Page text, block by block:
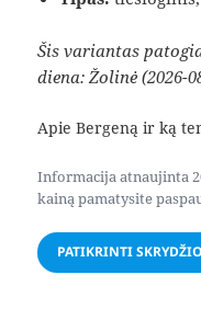
Šis variantas
diena: Žolinė (2026-
Apie Bergeną ir ką
Informacija atnaujinta
kainą pamatysite
PATIKRINTI